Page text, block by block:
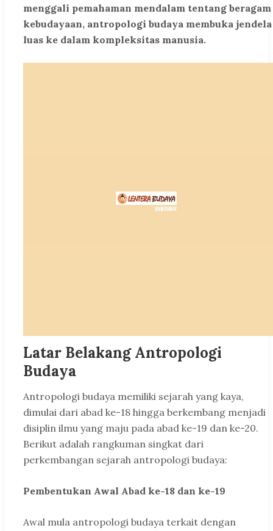
menggali pemahaman mendalam tentang beragam
kebudayaan, antropologi budaya membuka jendela
luas ke dalam kompleksitas manusia.
Latar Belakang Antropologi
Budaya
Antropologi budaya memiliki sejarah yang kaya,
dimulai dari abad ke-18 hingga berkembang menjadi
disiplin ilmu yang maju pada abad ke-19 dan ke-20.
Berikut adalah rangkuman singkat dari
perkembangan sejarah antropologi budaya:
Pembentukan Awal Abad ke-18 dan ke-19
Awal mula antropologi budaya terkait dengan